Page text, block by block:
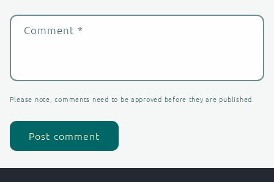
Comment*
Please note, comments need to be approved before they are published.